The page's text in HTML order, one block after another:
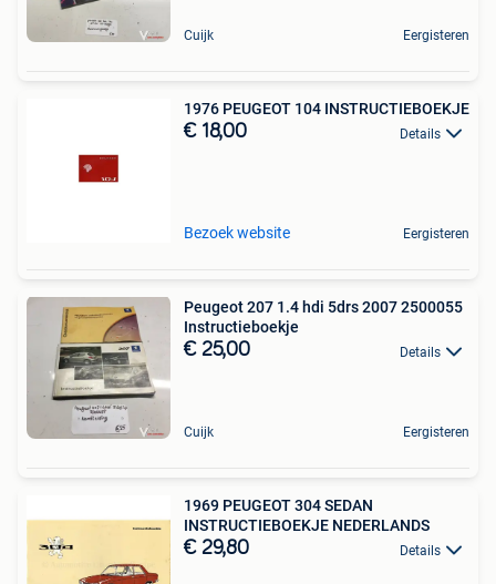
Cuijk Eergisteren
1976 PEUGEOT 104 INSTRUCTIEBOEKJE
€ 18,00 Details
Bezoek website Eergisteren
Peugeot 207 1.4 hdi 5drs 2007 2500055
Instructieboekje
€ 25,00 Details
Cuijk Eergisteren
1969 PEUGEOT 304 SEDAN
INSTRUCTIEBOEKJE NEDERLANDS
€ 29,80 Details